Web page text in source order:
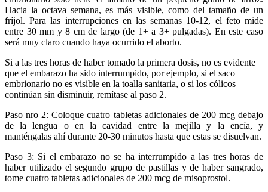
Hacia la octava semana, es más visible, como del tamaño de un
fríjol. Para las interrupciones en las semanas 10-12, el feto mide
entre 30 mm y 8 cm de largo (de 1+ a 3+ pulgadas). En este caso
será muy claro cuando haya ocurrido el aborto.
Si a las tres horas de haber tomado la primera dosis, no es evidente
que el embarazo ha sido interrumpido, por ejemplo, si el saco
embrionario no es visible en la toalla sanitaria, o si los cólicos
continúan sin disminuir, remítase al paso 2.
Paso nro 2: Coloque cuatro tabletas adicionales de 200 mcg debajo
de la lengua o en la cavidad entre la mejilla y la encía, y
manténgalas ahí durante 20-30 minutos hasta que estas se disuelvan.
Paso 3: Si el embarazo no se ha interrumpido a las tres horas de
haber utilizado el segundo grupo de pastillas y de haber sangrado,
tome cuatro tabletas adicionales de 200 mcg de misoprostol.